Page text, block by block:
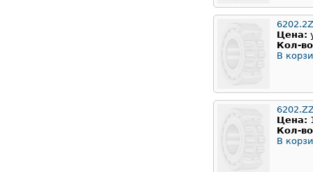
Цена:
Кол-
В
Цена:
Кол-
В